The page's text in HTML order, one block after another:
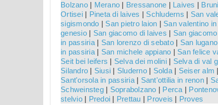
Bolzano| Merano | Bressanone | Laives |
Ortisei| Pineta di laives | Schluderns | San
sigismondo | San pietro laion | San valentino
genesio| San giacomo di laives | San
in passiria| San lorenzo di sebato| San lugano
in passiria| San michele appiano | San felice
Seit bei leifers | Selva dei molini| Selva di val
Silandro | Siusi | Sluderno| Solda| Seiser alm |
Sant'orsola in passiria| Sant'ottilia in renon|
Schweinsteg| Soprabolzano | Perca |
stelvio| Predoi | Prettau | Proveis | Proves